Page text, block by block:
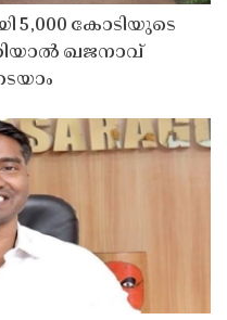
5,000 കോടിയുടെ
ഖജനാവ്